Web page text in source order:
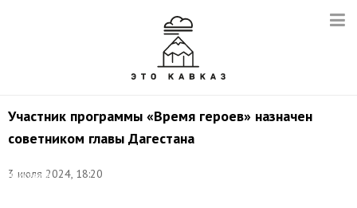
Участник программы «Время героев» назначен
советником главы Дагестана
3 июля 2024, 18:20
Александр